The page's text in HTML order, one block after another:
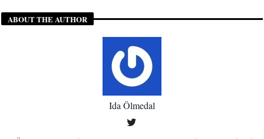
ABOUT THE AUTHOR
Ida Ölmedal